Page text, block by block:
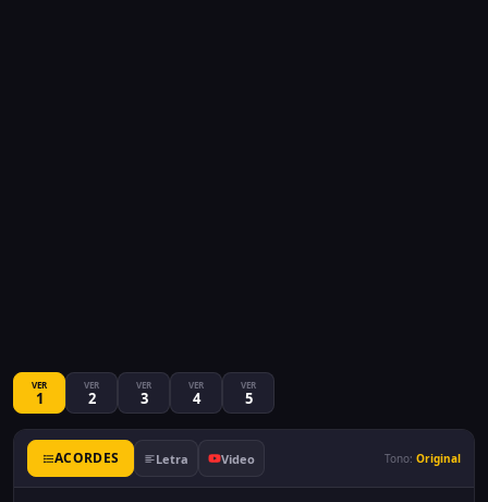
VER
1
VER
2
VER
3
VER
4
VER
5
ACORDES Letra Video Tono: Original